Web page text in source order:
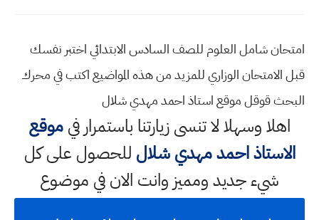
امتحان شامل العلوم للصف السادس الابتدائي اختبر نفسك
قبل الامتحان الوزاري للمزيد من هذه المواضيع اكتب في محرك
البحث قوقل موقع استاذ احمد مهدي شلال
اهلا وسهلالا تنسى زيارتنا باستمرار فيموقع
الاستاذ احمد مهدي شلال للحصول على كل
شيء جديد ومميز وانت الان في موضوع